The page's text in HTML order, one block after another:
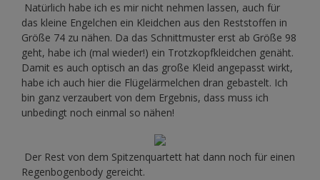
Natürlich habe ich es mir nicht nehmen lassen, auch für
das kleine Engelchen ein Kleidchen aus den Reststoffen in
Größe 74 zu nähen. Da das Schnittmuster erst ab Größe 98
geht, habe ich (mal wieder!) ein Trotzkopfkleidchen genäht.
Damit es auch optisch an das große Kleid angepasst wirkt,
habe ich auch hier die Flügelärmelchen dran gebastelt. Ich
bin ganz verzaubert von dem Ergebnis, dass muss ich
unbedingt noch einmal so nähen!
Der Rest von dem Spitzenquartett hat dann noch für einen
Regenbogenbody gereicht.